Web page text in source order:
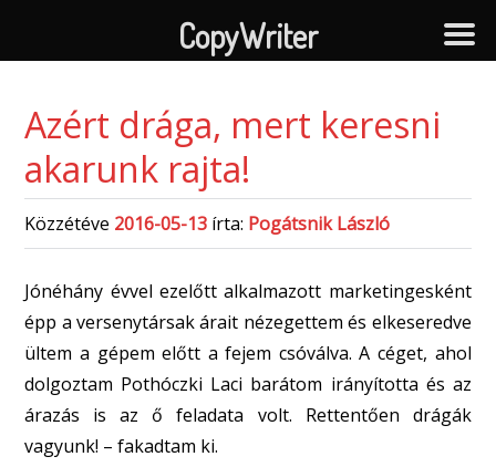
Azért drága, mert keresni
akarunk rajta!
Közzétéve 2016-05-13 írta: Pogátsnik László
Jónéhány évvel ezelőtt alkalmazott marketingesként
épp a versenytársak árait nézegettem és elkeseredve
ültem a gépem előtt a fejem csóválva. A céget, ahol
dolgoztam Pothóczki Laci barátom irányította és az
árazás is az ő feladata volt. Rettentően drágák
vagyunk! – fakadtam ki.
CopyWriter